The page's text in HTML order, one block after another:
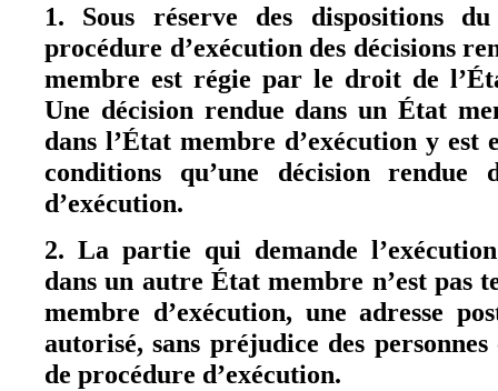
1. Sous réserve des dispositions
procédure d’exécution des décisions
membre est régie par le droit de
Une décision rendue dans un État
dans l’État membre d’exécution y est
conditions qu’une décision rendue
d’exécution.
2. La partie qui demande
dans un autre État membre n’est pas
membre d’exécution, une adresse
autorisé, sans préjudice des
de procédure d’exécution.